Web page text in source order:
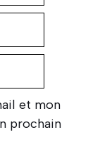
et mon
prochain